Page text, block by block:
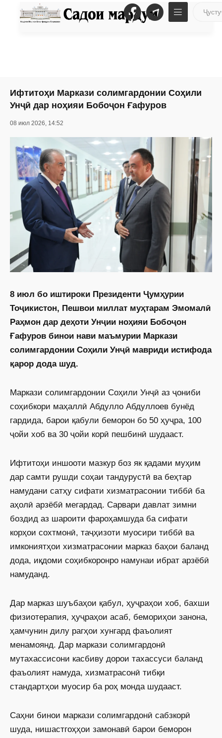
Ифтитоҳи Маркази солимгардонии Соҳили
Унҷӣ дар ноҳияи Бобоҷон Ғафуров
08 июл 2026, 14:52
8 июл бо иштироки Президенти Ҷумҳурии
Тоҷикистон, Пешвои миллат муҳтарам Эмомалӣ
Раҳмон дар деҳоти Унҷии ноҳияи Бобоҷон
Ғафуров бинои нави маъмурии Маркази
солимгардонии Соҳили Унҷӣ мавриди истифода
қарор дода шуд.
Маркази солимгардонии Соҳили Унҷӣ аз ҷониби
соҳибкори маҳаллӣ Абдулло Абдуллоев бунёд
гардида, барои қабули беморон бо 50 ҳуҷра, 100
ҷойи хоб ва 30 ҷойи корӣ пешбинӣ шудааст.
Ифтитоҳи иншооти мазкур боз як қадами муҳим
дар самти рушди соҳаи тандурустӣ ва беҳтар
намудани сатҳу сифати хизматрасонии тиббӣ ба
аҳолӣ арзёбӣ мегардад. Сарвари давлат зимни
боздид аз шароити фароҳамшуда ба сифати
корҳои сохтмонӣ, таҷҳизоти муосири тиббӣ ва
имкониятҳои хизматрасонии марказ баҳои баланд
дода, иқдоми соҳибкоронро намунаи ибрат арзёбӣ
намуданд.
Дар марказ шуъбаҳои қабул, ҳуҷраҳои хоб, бахши
физиотерапия, ҳуҷраҳои асаб, бемориҳои занона,
ҳамчунин дилу рагҳои хунгард фаъолият
менамоянд. Дар маркази солимгардонӣ
мутахассисони касбиву дорои тахассуси баланд
фаъолият намуда, хизматрасонӣ тибқи
стандартҳои муосир ба роҳ монда шудааст.
Саҳни бинои маркази солимгардонӣ сабзкорӣ
шуда, нишастгоҳҳои замонавӣ барои беморон